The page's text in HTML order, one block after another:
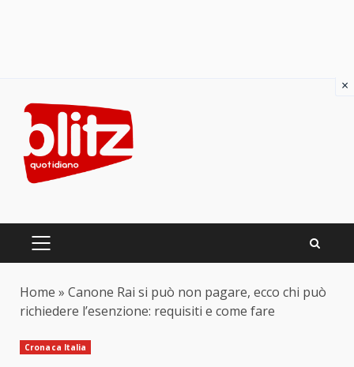
content
PRIMARY
Home » Canone Rai si può non pagare, ecco chi può
richiedere l’esenzione: requisiti e come fare
Cronaca Italia
×